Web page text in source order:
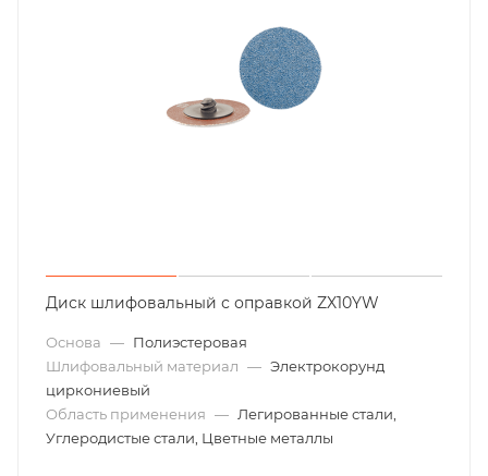
Диск шлифовальный с оправкой ZX10YW
Основа — Полиэстеровая
Шлифовальный материал — Электрокорунд
циркониевый
Область применения — Легированные стали,
Углеродистые стали, Цветные металлы